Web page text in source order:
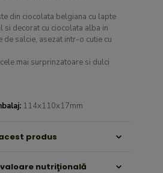
din ciocolata belgiana cu lapte
si decorat cu ciocolata alba in
de salcie, asezat intr-o cutie cu
mai surprinzatoare si dulci
114x110x17mm
produs
nutriţională